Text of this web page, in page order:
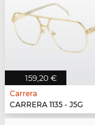
159,20 €
Carrera
CARRERA 1135 - J5G